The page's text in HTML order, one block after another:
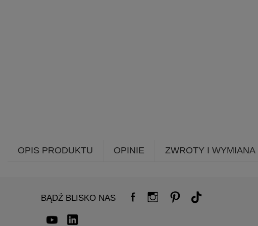
OPIS PRODUKTU OPINIE ZWROTY I WYMIANA
BĄDŹ BLISKO NAS